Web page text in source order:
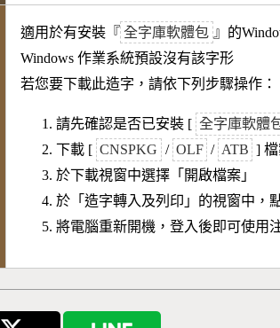
適用於有安裝『 全字庫軟體包 』的
Windows 作業系統預設沒有該字形
若您要下載此造字，請依下列步驟操作：
請先確認是否已安裝 [ 全字庫軟體
下載 [ CNSPKG / OLF / ATB ]
於下載視窗中選擇「開啟檔案」
於「造字轉入及列印」的視窗中，
將電腦重新開機，登入後即可使用